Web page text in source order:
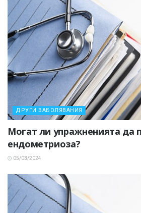
ДРУГИ ЗАБОЛЯВАНИЯ
Могат ли упражненията да
ендометриоза?
05/03/2024